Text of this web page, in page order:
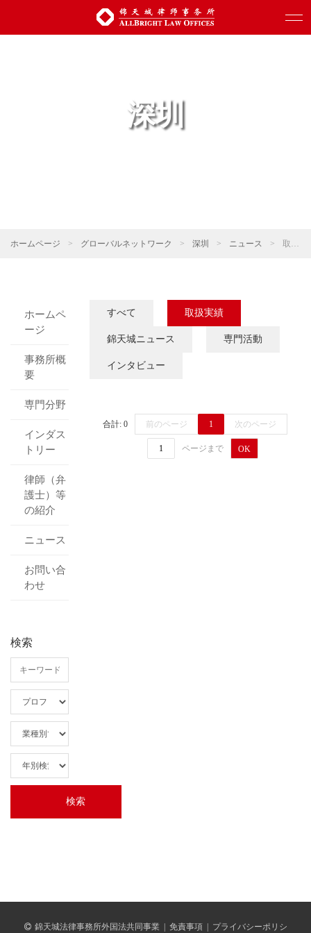
深圳
ホームページ > グローバルネットワーク > 深圳 > ニュース > 取扱実績
ホームペ
ージ
事務所概
要
専門分野
インダス
トリー
律師（弁
護士）等
の紹介
ニュース
お問い合
わせ
検索
すべて 取扱実績
錦天城ニュース 専門活動
インタビュー
合計: 0 前のページ 1 次のページ
ページまで OK
錦天城法律事務所外国法共同事業 免責事項 プライバシーポリシ